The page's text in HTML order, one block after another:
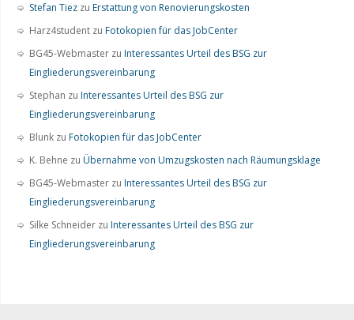
Stefan Tiez zu Erstattung von Renovierungskosten
Harz4student zu Fotokopien für das JobCenter
BG45-Webmaster zu Interessantes Urteil des BSG zur
Eingliederungsvereinbarung
Stephan zu Interessantes Urteil des BSG zur
Eingliederungsvereinbarung
Blunk zu Fotokopien für das JobCenter
K. Behne zu Übernahme von Umzugskosten nach Räumungsklage
BG45-Webmaster zu Interessantes Urteil des BSG zur
Eingliederungsvereinbarung
Silke Schneider zu Interessantes Urteil des BSG zur
Eingliederungsvereinbarung